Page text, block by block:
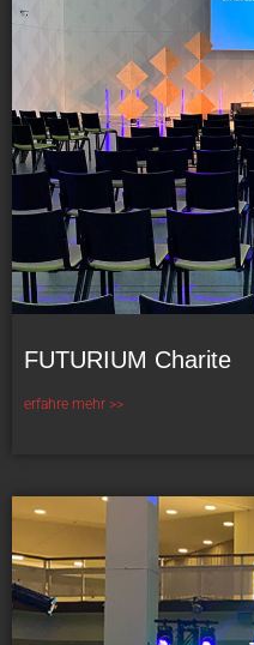
FUTURIUM Charite
erfahre mehr >>